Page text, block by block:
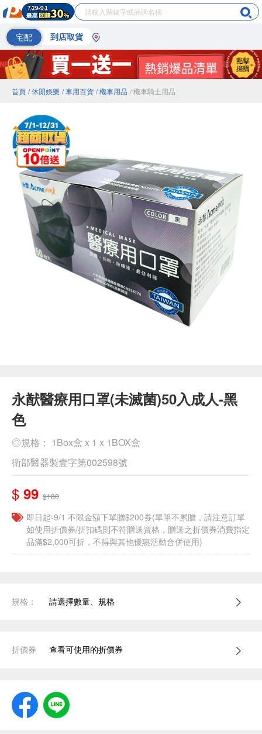
宅配 到店取貨
首頁 / 休閒娛樂 / 車用百貨 / 機車用品 / 機車騎士用品
永猷醫療用口罩(未滅菌)50入成人-黑
色
◎規格： 1Box盒 x 1 x 1BOX盒
衛部醫器製壹字第002598號
$ 99 $180
即日起-9/1 不限金額下單贈$200券(單筆不累贈，請注意訂單
如使用折價券/折扣碼則不符贈送資格，贈送之折價券消費指定
品滿$2,000可折，不得與其他優惠活動合併使用)
規格： 請選擇數量、規格
折價券 查看可使用的折價券